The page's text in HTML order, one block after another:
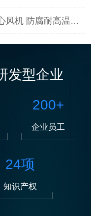
腐耐高温离心风机
发型企业
200+
企业员工
24项
知识产权